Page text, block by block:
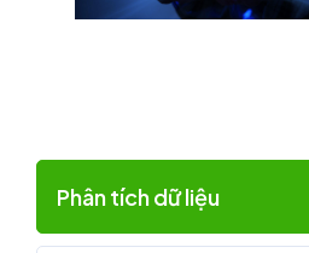
Phân tích dữ liệu